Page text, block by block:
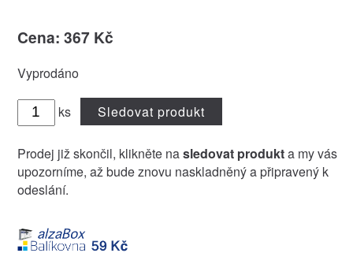
Cena: 367 Kč
Vyprodáno
ks Sledovat produkt
Prodej již skončil, klikněte nasledovat produkta my vás
upozorníme, až bude znovu naskladněný a připravený k
odeslání.